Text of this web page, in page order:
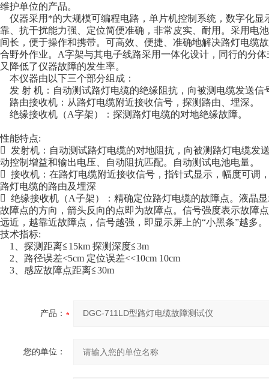
维护单位的产品。
仪器采用*的大规模可编程电路，单片机控制系统，数字化显
靠、抗干扰能力强、定位简便准确，非常皮实、耐用。采用电
间长，便于操作和携带。可高效、便捷、准确地解决路灯电缆
合野外作业。A字架与其电子线路采用一体化设计，同行的分
又降低了仪器故障的发生率。
本仪器由以下三个部分组成：
发 射 机：自动测试路灯电缆的绝缘阻抗，向被测电缆发送信
路由接收机：从路灯电缆附近接收信号，探测路由、埋深。
绝缘接收机（A字架）：探测路灯电缆的对地绝缘故障。
性能特点:
 发射机：自动测试路灯电缆的对地阻抗，向被测路灯电缆发
动控制增益和输出电压、自动阻抗匹配。自动测试电池电量。
 接收机：在路灯电缆附近接收信号，指针式显示，幅度可调
路灯电缆的路由及埋深
 绝缘接收机（A子架）：精确定位路灯电缆的故障点。液晶
故障点的方向，箭头反向的点即为故障点。信号强度表示故障
远近，越靠近故障点，信号越强，即显示屏上的“小黑条”越多。
技术指标:
1、探测距离≦15km 探测深度≦3m
2、路径误差<5cm 定位误差<<10cm 10cm
3、感应故障点距离≦30m
产品：
您的单位：